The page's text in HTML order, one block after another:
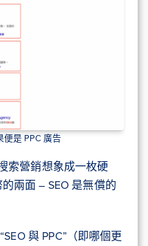
便是 PPC 廣告
索營銷想象成一枚硬
兩面 – SEO 是無償的
與 PPC”（即哪個更